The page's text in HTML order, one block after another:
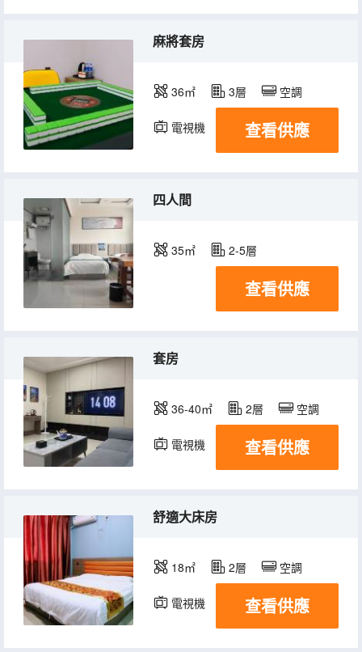
麻將套房
36㎡ 3層 空調
電視機 查看供應
四人間
35㎡ 2-5層
查看供應
套房
36-40㎡ 2層 空調
電視機 查看供應
舒適大床房
18㎡ 2層 空調
電視機 查看供應